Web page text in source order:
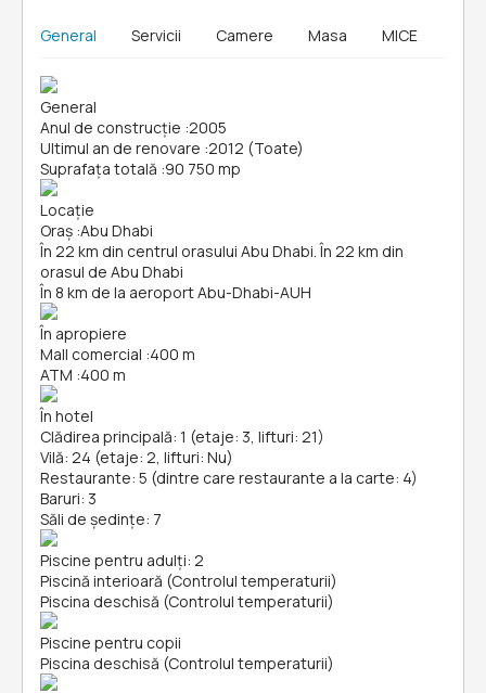
General Servicii Camere Masa MICE
General
Anul de construcție :2005
Ultimul an de renovare :2012 (Toate)
Suprafața totală :90 750 mp
Locație
Oraș :Abu Dhabi
În 22 km din centrul orasului Abu Dhabi. În 22 km din
orasul de Abu Dhabi
În 8 km de la aeroport Abu-Dhabi-AUH
În apropiere
Mall comercial :400 m
ATM :400 m
În hotel
Clădirea principală: 1 (etaje: 3, lifturi: 21)
Vilă: 24 (etaje: 2, lifturi: Nu)
Restaurante: 5 (dintre care restaurante a la carte: 4)
Baruri: 3
Săli de ședințe: 7
Piscine pentru adulți: 2
Piscină interioară (Controlul temperaturii)
Piscina deschisă (Controlul temperaturii)
Piscine pentru copii
Piscina deschisă (Controlul temperaturii)